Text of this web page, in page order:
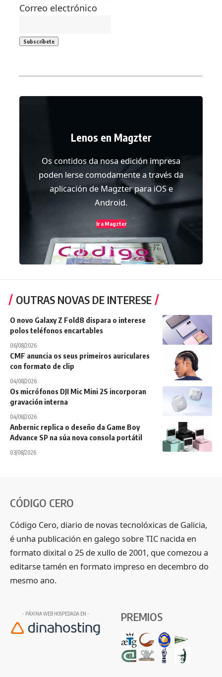
Correo electrónico
Lenos en Magzter
Os contidos da nosa edición impresa
poden lerse comodamente a través da
aplicación de Magzter para iOS e
Android.
Ir a Magzter
OUTRAS NOVAS DE INTERESE
O novo Galaxy Z Fold8 dispara o interese
polos teléfonos encartables
06/08/2026
CMF anuncia os seus primeiros auriculares
con formato de clip
04/08/2026
Os micrófonos DJI Mic Mini 2S incorporan
gravación interna
04/08/2026
Anbernic replica o deseño da Game Boy
Advance SP na súa nova consola portátil
03/08/2026
CÓDIGO CERO
Código Cero, diario de novas tecnolóxicas de Galicia,
é unha publicación en galego sobre TIC nacida en
formato dixital o 25 de xullo de 2001, que comezou a
editarse tamén en formato impreso en decembro do
mesmo ano.
- PÁXINA WEB HOSPEDADA EN - PREMIOS